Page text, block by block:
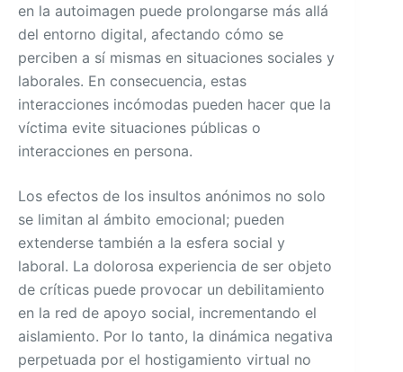
en la autoimagen puede prolongarse más allá
del entorno digital, afectando cómo se
perciben a sí mismas en situaciones sociales y
laborales. En consecuencia, estas
interacciones incómodas pueden hacer que la
víctima evite situaciones públicas o
interacciones en persona.
Los efectos de los insultos anónimos no solo
se limitan al ámbito emocional; pueden
extenderse también a la esfera social y
laboral. La dolorosa experiencia de ser objeto
de críticas puede provocar un debilitamiento
en la red de apoyo social, incrementando el
aislamiento. Por lo tanto, la dinámica negativa
perpetuada por el hostigamiento virtual no